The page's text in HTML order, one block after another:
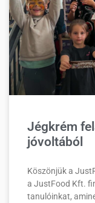
Jégkrém
jóvoltából
Köszönjük a
a JustFood Kft.
tanulóinkat,